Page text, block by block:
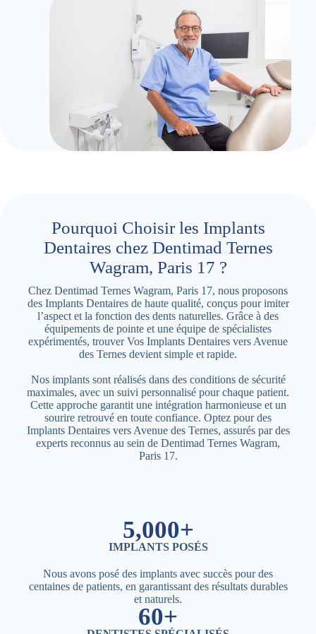
Pourquoi Choisir les Implants
Dentaires chez Dentimad Ternes
Wagram, Paris 17 ?
Chez Dentimad Ternes Wagram, Paris 17, nous proposons
des Implants Dentaires de haute qualité, conçus pour imiter
l’aspect et la fonction des dents naturelles. Grâce à des
équipements de pointe et une équipe de spécialistes
expérimentés, trouver Vos Implants Dentaires vers Avenue
des Ternes devient simple et rapide.
Nos implants sont réalisés dans des conditions de sécurité
maximales, avec un suivi personnalisé pour chaque patient.
Cette approche garantit une intégration harmonieuse et un
sourire retrouvé en toute confiance. Optez pour des
Implants Dentaires vers Avenue des Ternes, assurés par des
experts reconnus au sein de Dentimad Ternes Wagram,
Paris 17.
5,000+
IMPLANTS POSÉS
Nous avons posé des implants avec succès pour des
centaines de patients, en garantissant des résultats durables
et naturels.
60+